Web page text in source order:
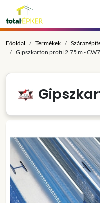
Főoldal Termékek
Gipszkarton profil 2.75 m -